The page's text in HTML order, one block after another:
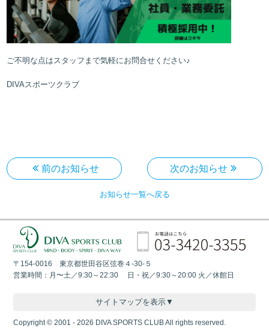
ご不明な点はスタッフまで気軽にお問合せください♪
DIVAスポーツクラブ
前のお知らせ 次のお知らせ
お知らせ一覧へ戻る
〒154-0016 東京都世田谷区弦巻４-30-５
営業時間：月〜土／9:30～22:30 日・祝／9:30～20:00 火／休館日
サイトマップを表示▼
Copyright © 2001 - 2026 DIVA SPORTS CLUB All rights reserved.